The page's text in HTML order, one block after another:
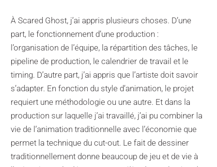
À Scared Ghost, j’ai appris plusieurs choses. D’une
part, le fonctionnement d’une production :
l’organisation de l’équipe, la répartition des tâches, le
pipeline de production, le calendrier de travail et le
timing. D’autre part, j’ai appris que l’artiste doit savoir
s’adapter. En fonction du style d’animation, le projet
requiert une méthodologie ou une autre. Et dans la
production sur laquelle j’ai travaillé, j’ai pu combiner la
vie de l’animation traditionnelle avec l’économie que
permet la technique du cut-out. Le fait de dessiner
traditionnellement donne beaucoup de jeu et de vie à